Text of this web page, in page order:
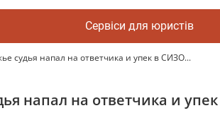
Сервіси для юристів
судья напал на ответчика и упек в СИЗО...
напал на ответчика и